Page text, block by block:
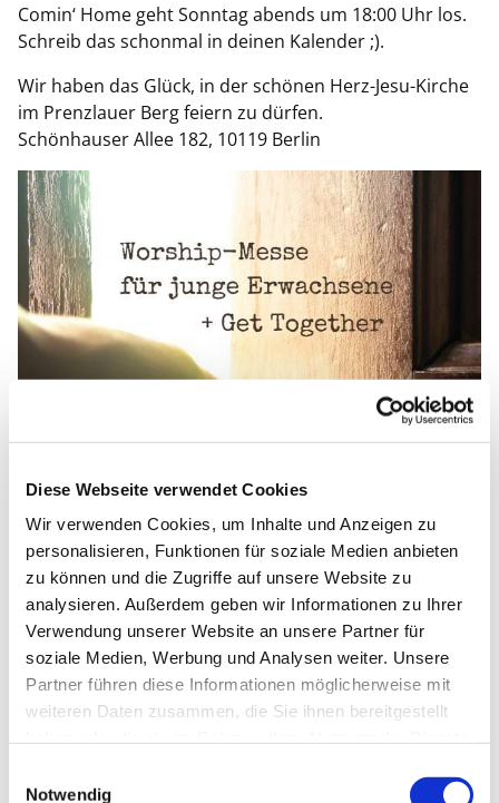
Diese Webseite verwendet Cookies
Wir verwenden Cookies, um Inhalte und Anzeigen zu
personalisieren, Funktionen für soziale Medien anbieten
zu können und die Zugriffe auf unsere Website zu
analysieren. Außerdem geben wir Informationen zu Ihrer
Verwendung unserer Website an unsere Partner für
soziale Medien, Werbung und Analysen weiter. Unsere
Partner führen diese Informationen möglicherweise mit
weiteren Daten zusammen, die Sie ihnen bereitgestellt
Notwendig
Comin‘ Home geht Sonntag abends um 18:00 Uhr los.
Schreib das schonmal in deinen Kalender ;).
Wir haben das Glück, in der schönen Herz-Jesu-Kirche
im Prenzlauer Berg feiern zu dürfen.
Schönhauser Allee 182, 10119 Berlin